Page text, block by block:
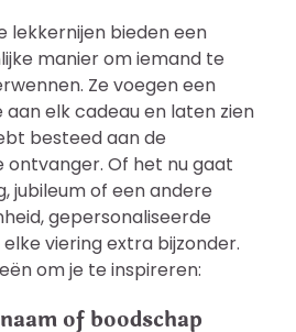
lekkernijen bieden een
manier om iemand te
Ze voegen een
elk cadeau en laten zien
besteed aan de
ontvanger. Of het nu gaat
jubileum of een andere
gepersonaliseerde
viering extra bijzonder.
om je te inspireren:
of boodschap